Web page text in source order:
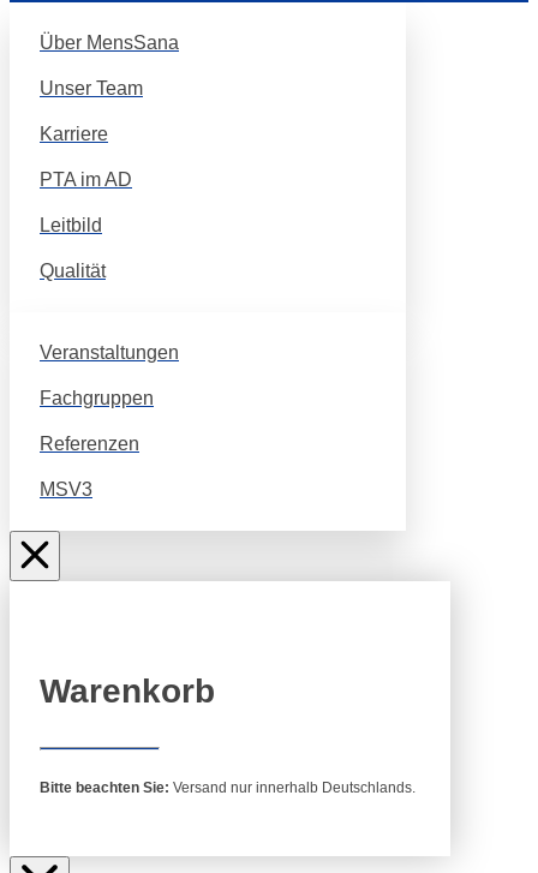
Über MensSana
Unser Team
Karriere
PTA im AD
Leitbild
Qualität
Veranstaltungen
Fachgruppen
Referenzen
MSV3
Warenkorb
Bitte beachten Sie: Versand nur innerhalb Deutschlands.